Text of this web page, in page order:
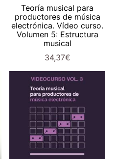
AÑADIR AL CARRITO
Teoría musical para
productores de música
electrónica. Vídeo curso.
Volumen 5: Estructura
musical
34,37€